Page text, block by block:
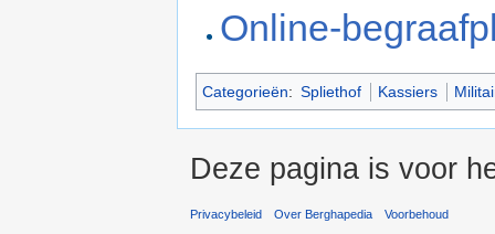
Online-
Categorieën: Spliethof Kassiers
Deze pagina is voor
Privacybeleid Over Berghapedia Voorbehoud